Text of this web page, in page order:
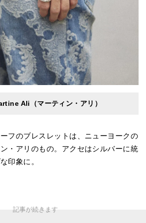
Ali（マーティン・アリ）
フのブレスレットは、ニューヨークの
・アリのもの。アクセはシルバーに統
印象に。